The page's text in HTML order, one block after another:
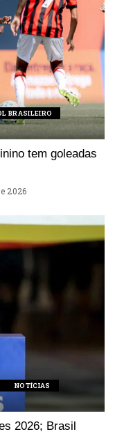
BRASILEIRO
tem goleadas
2026
NOTÍCIAS
2026; Brasil